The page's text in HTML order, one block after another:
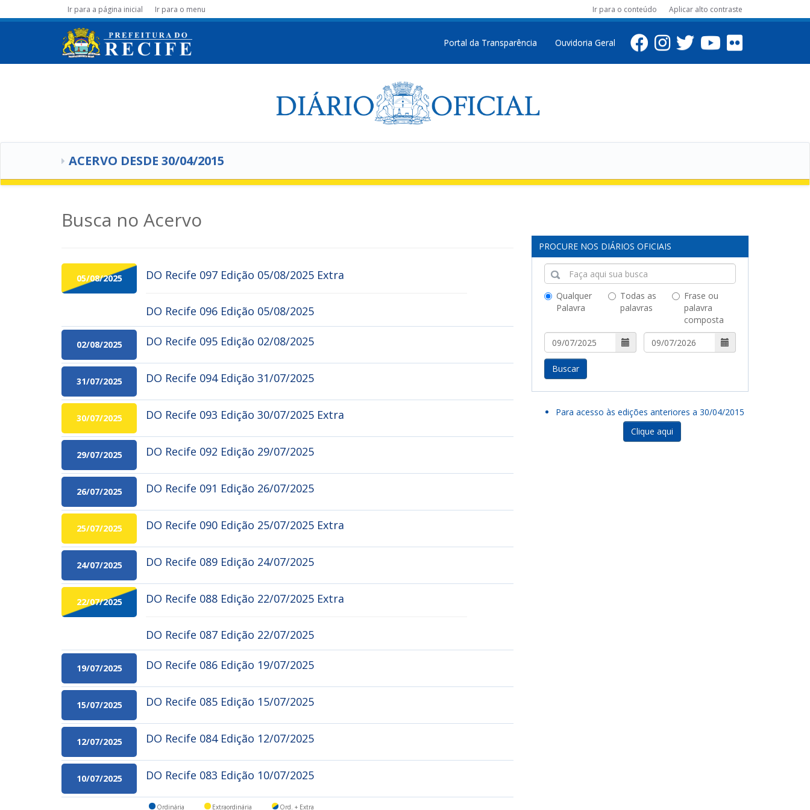
Ir para a página inicial Ir para o menu Ir para o conteúdo Aplicar alto contraste
Portal da Transparência Ouvidoria Geral
ACERVO DESDE 30/04/2015
Busca no Acervo
05/08/2025 DO Recife 097 Edição 05/08/2025 Extra
DO Recife 096 Edição 05/08/2025
02/08/2025 DO Recife 095 Edição 02/08/2025
31/07/2025 DO Recife 094 Edição 31/07/2025
30/07/2025 DO Recife 093 Edição 30/07/2025 Extra
29/07/2025 DO Recife 092 Edição 29/07/2025
26/07/2025 DO Recife 091 Edição 26/07/2025
25/07/2025 DO Recife 090 Edição 25/07/2025 Extra
24/07/2025 DO Recife 089 Edição 24/07/2025
22/07/2025 DO Recife 088 Edição 22/07/2025 Extra
DO Recife 087 Edição 22/07/2025
19/07/2025 DO Recife 086 Edição 19/07/2025
15/07/2025 DO Recife 085 Edição 15/07/2025
12/07/2025 DO Recife 084 Edição 12/07/2025
10/07/2025 DO Recife 083 Edição 10/07/2025
Ordinária Extraordinária Ord. + Extra
PROCURE NOS DIÁRIOS OFICIAIS
Qualquer
Palavra
Todas as
palavras
Frase ou
palavra
composta
Buscar
Para acesso às edições anteriores a 30/04/2015
Clique aqui